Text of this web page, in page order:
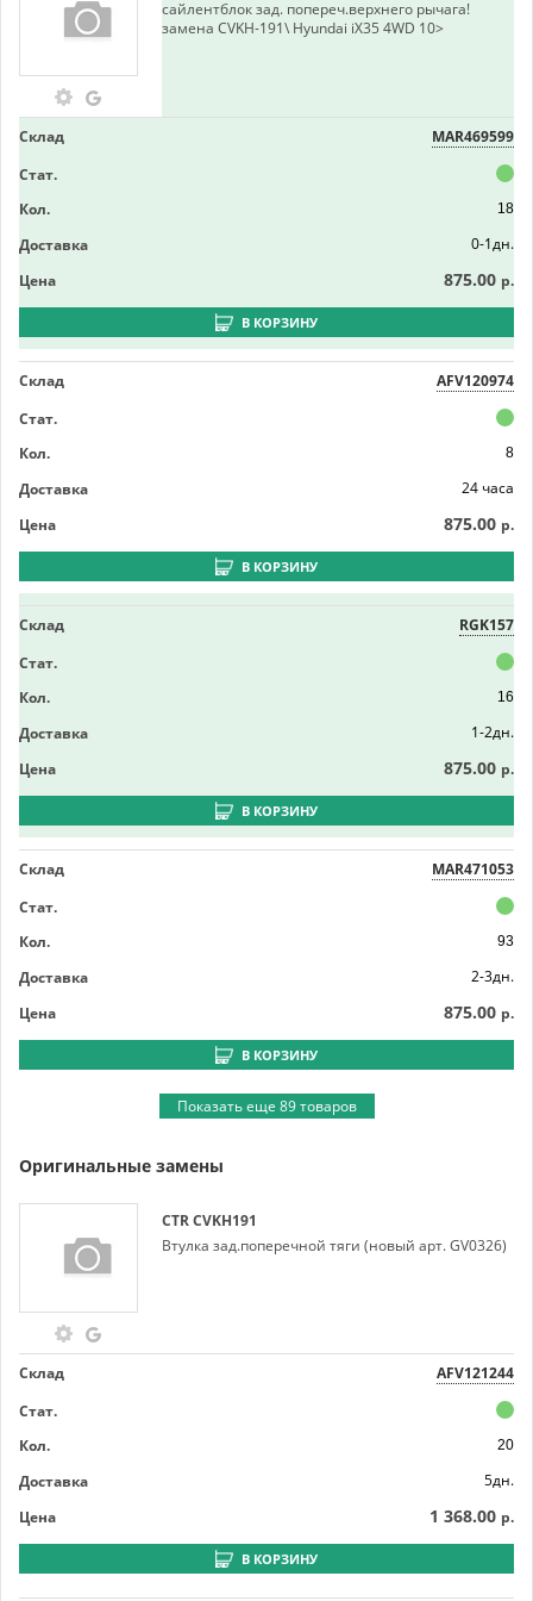
сайлентблок зад. попереч.верхнего рычага!
замена CVKH-191\ Hyundai iX35 4WD 10>
Склад
MAR469599
Стат.
Кол.
18
Доставка
0-1дн.
Цена
875.00 р.
В КОРЗИНУ
Склад
AFV120974
Стат.
Кол.
8
Доставка
24 часа
Цена
875.00 р.
В КОРЗИНУ
Склад
RGK157
Стат.
Кол.
16
Доставка
1-2дн.
Цена
875.00 р.
В КОРЗИНУ
Склад
MAR471053
Стат.
Кол.
93
Доставка
2-3дн.
Цена
875.00 р.
В КОРЗИНУ
Показать еще 89 товаров
Оригинальные замены
CTRCVKH191
Втулка зад.поперечной тяги (новый арт. GV0326)
Склад
AFV121244
Стат.
Кол.
20
Доставка
5дн.
Цена
1 368.00 р.
В КОРЗИНУ